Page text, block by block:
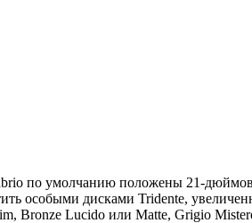
по умолчанию положены 21-
особыми дисками Tridente,
Bronze Lucido или Matte, Grigio